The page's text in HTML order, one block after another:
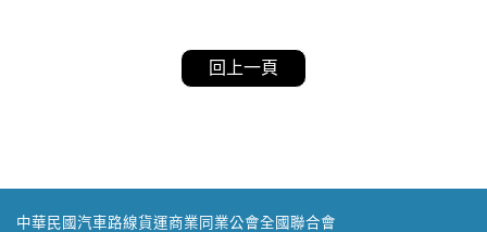
回上一頁
中華民國汽車路線貨運商業同業公會全國聯合會